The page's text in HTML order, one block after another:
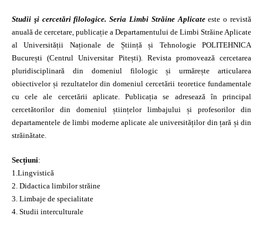
Studii şi cercetări filologice. Seria Limbi Străine Aplicateeste o revistă
anuală de cercetare, publicație a Departamentului de Limbi Străine Aplicate
al Universității Naționale de Știință și Tehnologie POLITEHNICA
București (Centrul Universitar Pitești). Revista promovează cercetarea
pluridisciplinară din domeniul filologic și urmărește articularea
obiectivelor și rezultatelor din domeniul cercetării teoretice fundamentale
cu cele ale cercetării aplicate. Publicația se adresează în principal
cercetătorilor din domeniul științelor limbajului și profesorilor din
departamentele de limbi moderne aplicate ale universităților din țară și din
străinătate.
Secțiuni:
1.Lingvistică
2. Didactica limbilor străine
3. Limbaje de specialitate
4. Studii interculturale